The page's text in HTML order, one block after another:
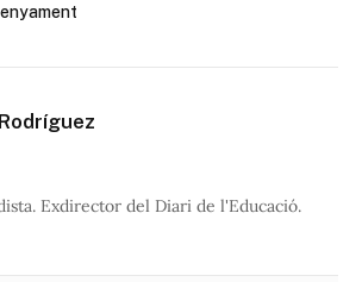
Exdirector del Diari de l'Educació.